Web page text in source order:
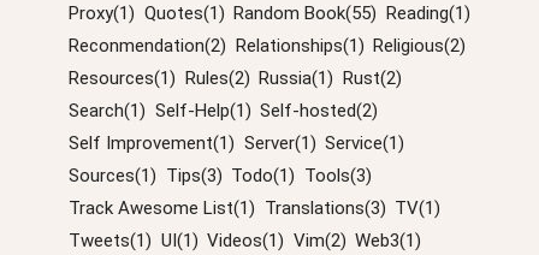
Proxy(1) Quotes(1) Random Book(55) Reading(1)
Reconmendation(2) Relationships(1) Religious(2)
Resources(1) Rules(2) Russia(1) Rust(2)
Search(1) Self-Help(1) Self-hosted(2)
Self Improvement(1) Server(1) Service(1)
Sources(1) Tips(3) Todo(1) Tools(3)
Track Awesome List(1) Translations(3) TV(1)
Tweets(1) UI(1) Videos(1) Vim(2) Web3(1)